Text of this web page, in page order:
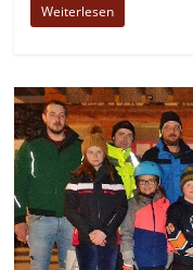
Weiterlesen